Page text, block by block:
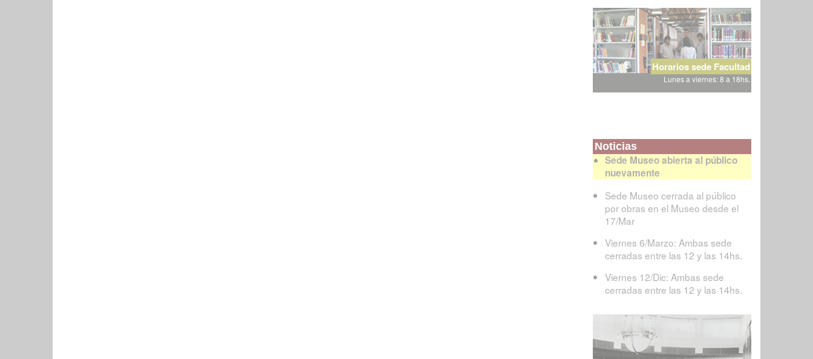
Horarios sede Facultad
Lunes a viernes: 8 a 18hs.
Noticias
Sede Museo abierta al público
nuevamente
Sede Museo cerrada al público
por obras en el Museo desde el
17/Mar
Viernes 6/Marzo: Ambas sede
cerradas entre las 12 y las 14hs.
Viernes 12/Dic: Ambas sede
cerradas entre las 12 y las 14hs.